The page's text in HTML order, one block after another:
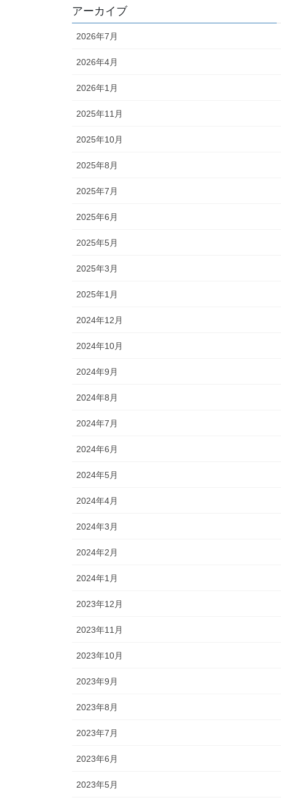
アーカイブ
2026年7月
2026年4月
2026年1月
2025年11月
2025年10月
2025年8月
2025年7月
2025年6月
2025年5月
2025年3月
2025年1月
2024年12月
2024年10月
2024年9月
2024年8月
2024年7月
2024年6月
2024年5月
2024年4月
2024年3月
2024年2月
2024年1月
2023年12月
2023年11月
2023年10月
2023年9月
2023年8月
2023年7月
2023年6月
2023年5月